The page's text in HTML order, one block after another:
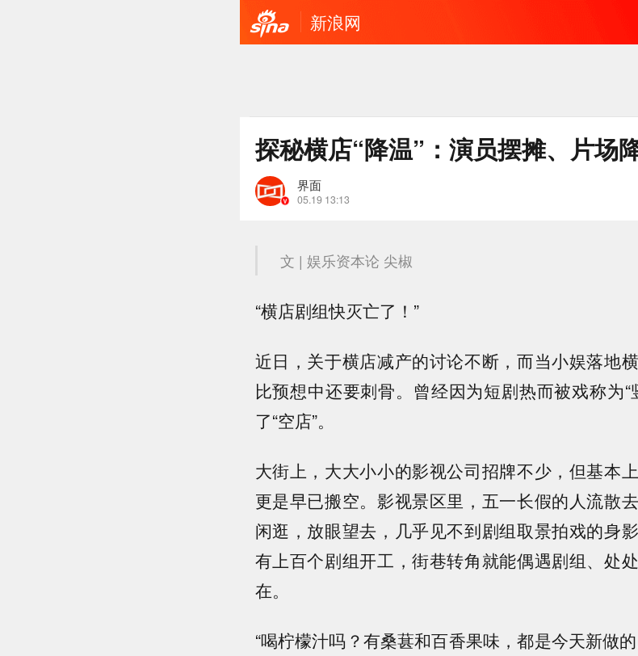
新浪网
探秘横店“降温”：演员摆摊、片场
界面
05.19 13:13
文 | 娱乐资本论 尖椒
“横店剧组快灭亡了！”
近日，关于横店减产的讨论不断，而当小娱落地
比预想中还要刺骨。曾经因为短剧热而被戏称为
了“空店”。
大街上，大大小小的影视公司招牌不少，但基本
更是早已搬空。影视景区里，五一长假的人流散
闲逛，放眼望去，几乎见不到剧组取景拍戏的身
有上百个剧组开工，街巷转角就能偶遇剧组、处
在。
“喝柠檬汁吗？有桑葚和百香果味，都是今天新做